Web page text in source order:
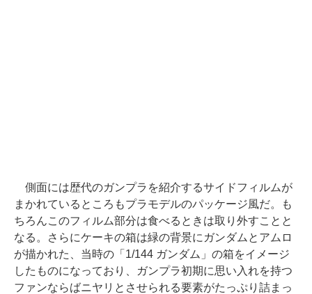
側面には歴代のガンプラを紹介するサイドフィルムが
まかれているところもプラモデルのパッケージ風だ。も
ちろんこのフィルム部分は食べるときは取り外すことと
なる。さらにケーキの箱は緑の背景にガンダムとアムロ
が描かれた、当時の「1/144 ガンダム」の箱をイメージ
したものになっており、ガンプラ初期に思い入れを持つ
ファンならばニヤリとさせられる要素がたっぷり詰まっ